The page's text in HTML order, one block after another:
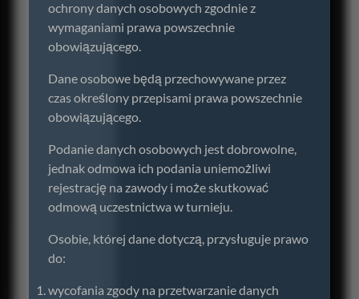
ochrony danych osobowych zgodnie z
wymaganiami prawa powszechnie
obowiązującego.
Dane osobowe będą przechowywane przez
czas określony przepisami prawa powszechnie
obowiązującego.
Podanie danych osobowych jest dobrowolne,
jednak odmowa ich podania uniemożliwi
rejestrację na zawody i może skutkować
odmową uczestnictwa w turnieju.
Osobie, której dane dotyczą, przysługuje prawo
do:
wycofania zgody na przetwarzanie danych